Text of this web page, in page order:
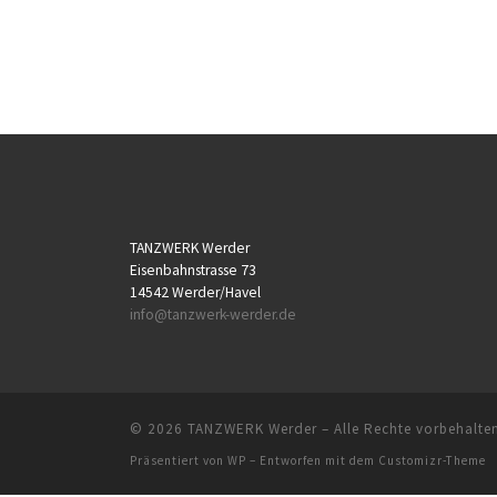
TANZWERK Werder
Eisenbahnstrasse 73
14542 Werder/Havel
info@tanzwerk-werder.de
© 2026 TANZWERK Werder – Alle Rechte
Präsentiert von WP – Entworfen mit dem Customizr-Theme